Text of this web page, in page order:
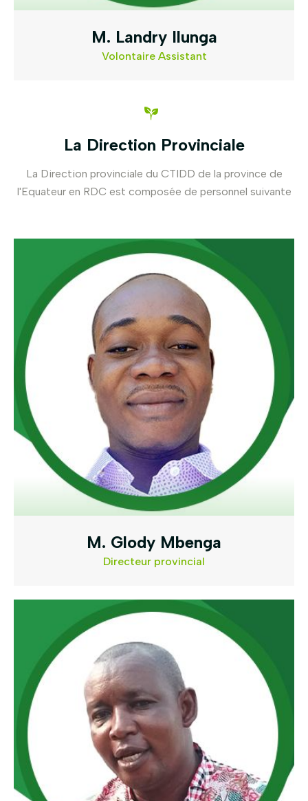
M. Landry Ilunga
Volontaire Assistant
La Direction Provinciale
La Direction provinciale du CTIDD de la province de
l'Equateur en RDC est composée de personnel suivante
M. Glody Mbenga
Directeur provincial